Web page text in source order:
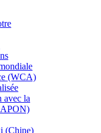
(WCA)
avec la
(Chine)